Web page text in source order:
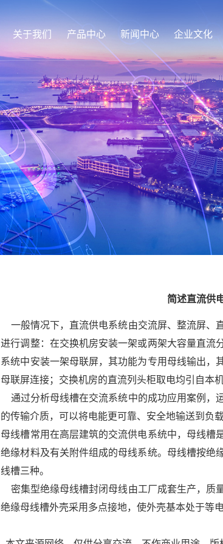
关于我们 产品中心 新闻中心 企业文化
简述直流供
一般情况下，直流供电系统由交流屏、整流屏、
进行调整：在交换机房安装一架或两架大容量直流
系统中安装一架母联屏，其功能为专用母线输出，
母联屏连接；交换机房的直流列头柜取电均引自本
通过分析母线槽在交流系统中的成功应用案例，
的传输介质，可以将电能更可靠、安全地输送到负载
母线槽常用在高层建筑的交流供电系统中，母线槽
绝缘材料及有关附件组成的母线系统。母线槽按绝
线槽三种。
密集型绝缘母线槽封闭母线由工厂成套生产，质
绝缘母线槽外壳采用多点接地，使外壳基本处于等